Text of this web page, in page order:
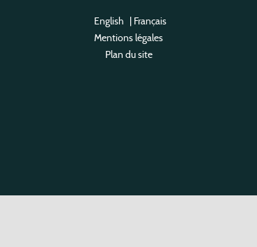
English | Français
Mentions légales
Plan du site